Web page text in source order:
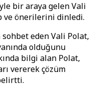
bir araya gelen Vali
ve önerilerini dinledi.
eden Vali Polat,
olduğunu
bilgi alan Polat,
vererek çözüm